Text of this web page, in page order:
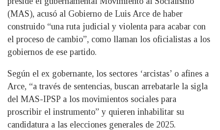
(MAS), acusó al Gobierno de Luis Arce de haber
construido “una ruta judicial y violenta para acabar con
el proceso de cambio”, como llaman los oficialistas a los
gobiernos de ese partido.
Según el ex gobernante, los sectores ‘arcistas’ o afines a
Arce, “a través de sentencias, buscan arrebatarle la sigla
del MAS-IPSP a los movimientos sociales para
proscribir el instrumento” y quieren inhabilitar su
candidatura a las elecciones generales de 2025.